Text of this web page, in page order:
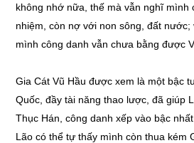
không nhớ nữa, thế mà vẫn nghĩ mình
nhiệm, còn nợ với non sông, đất nước;
mình công danh vẫn chưa bằng được
Gia Cát Vũ Hầu được xem là một bậc
Quốc, đầy tài năng thao lược, đã giúp
Thục Hán, công danh xếp vào bậc
Lão có thể tự thấy mình còn thua kém